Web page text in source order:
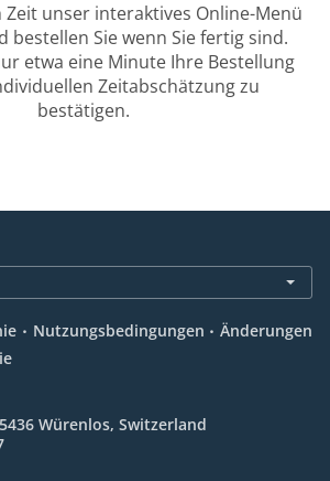
Zeit unser interaktives Online-Menü
bestellen Sie wenn Sie fertig sind.
etwa eine Minute Ihre Bestellung
Zeitabschätzung zu
bestätigen.
. Nutzungsbedingungen . Änderungen
Würenlos, Switzerland